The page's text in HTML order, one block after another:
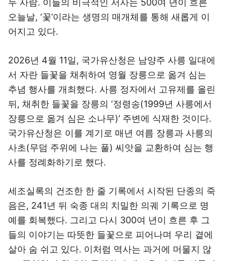
두 사람. 이들의 비극적인 서사는 500여 년이 흐른
오늘날, ‘꽃’이라는 생명의 매개체를 통해 새롭게 이
어지고 있다.
2026년 4월 11일, 국가유산청은 남양주 사릉 일대에
서 자란 들꽃을 채취하여 영월 장릉으로 옮겨 심는
추념 행사를 개최했다. 사릉 정자에서 고유제를 올린
뒤, 채취한 들꽃을 장릉의 ‘정령송(1999년 사릉에서
장릉으로 옮겨 심은 소나무)’ 주변에 식재한 것이다.
국가유산청은 이를 계기로 매년 여름 장릉과 사릉의
사초(무덤 주위에 나는 풀) 씨앗을 교환하여 심는 행
사를 정례화하기로 했다.
세조실록의 건조한 한 줄 기록에서 시작된 단종의 죽
음은, 241년 뒤 숙종 대의 치밀한 의궤 기록으로 명
예를 회복했다. 그리고 다시 300여 년이 흐른 후 그
들의 이야기는 따뜻한 들꽃으로 피어나며 우리 곁에
살아 숨 쉬고 있다. 이처럼 역사는 과거에 머물지 않